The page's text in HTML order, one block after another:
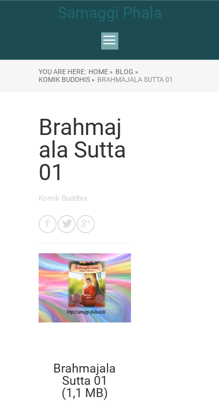
Samaggi Phala
YOU ARE HERE: HOME » BLOG »
KOMIK BUDDHIS » BRAHMAJALA SUTTA 01
Brahmaj
ala Sutta
01
Komik Buddhis
Brahmajala
Sutta 01
(1,1 MB)